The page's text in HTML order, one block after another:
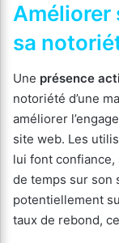
Améliorer
sa
Une présence
notoriété d’une
améliorer
site web. Les
lui font
de temps sur son
potentiellement
taux de rebond,